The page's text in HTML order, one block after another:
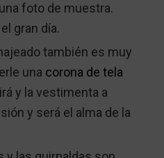
foto de muestra.
gran día.
también es muy
una corona de tela
y la vestimenta a
y será el alma de la